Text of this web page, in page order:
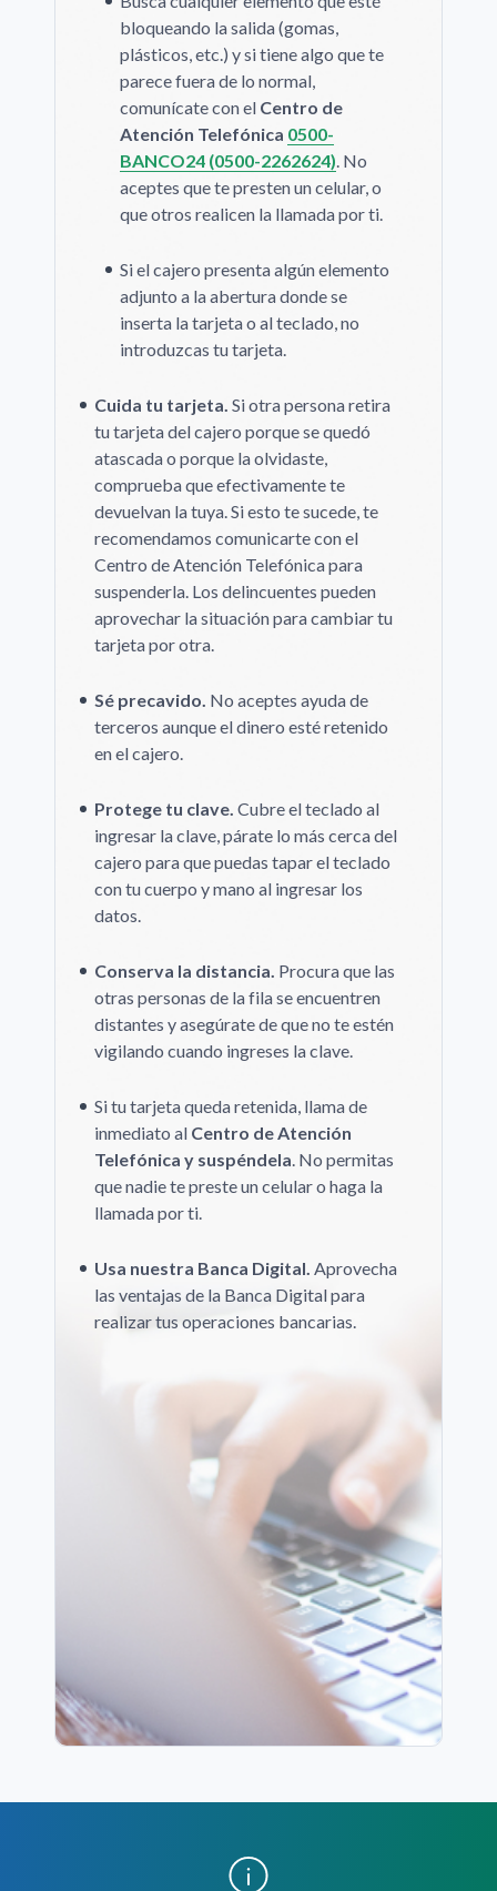
bloqueando la salida (gomas,
plásticos, etc.) y si tiene algo que te
parece fuera de lo normal,
comunícate con el Centro de
Atención Telefónica 0500-
BANCO24 (0500-2262624). No
aceptes que te presten un celular, o
que otros realicen la llamada por ti.
Si el cajero presenta algún elemento
adjunto a la abertura donde se
inserta la tarjeta o al teclado, no
introduzcas tu tarjeta.
Cuida tu tarjeta. Si otra persona retira
tu tarjeta del cajero porque se quedó
atascada o porque la olvidaste,
comprueba que efectivamente te
devuelvan la tuya. Si esto te sucede, te
recomendamos comunicarte con el
Centro de Atención Telefónica para
suspenderla. Los delincuentes pueden
aprovechar la situación para cambiar tu
tarjeta por otra.
Sé precavido. No aceptes ayuda de
terceros aunque el dinero esté retenido
en el cajero.
Protege tu clave. Cubre el teclado al
ingresar la clave, párate lo más cerca del
cajero para que puedas tapar el teclado
con tu cuerpo y mano al ingresar los
datos.
Conserva la distancia. Procura que las
otras personas de la fila se encuentren
distantes y asegúrate de que no te estén
vigilando cuando ingreses la clave.
Si tu tarjeta queda retenida, llama de
inmediato al Centro de Atención
Telefónica y suspéndela. No permitas
que nadie te preste un celular o haga la
llamada por ti.
Usa nuestra Banca Digital. Aprovecha
las ventajas de la Banca Digital para
realizar tus operaciones bancarias.